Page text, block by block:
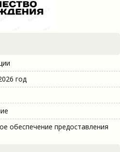
год
обеспечение предоставления